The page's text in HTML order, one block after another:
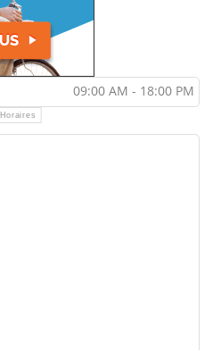
09:00 AM - 18:00 PM
Horaires